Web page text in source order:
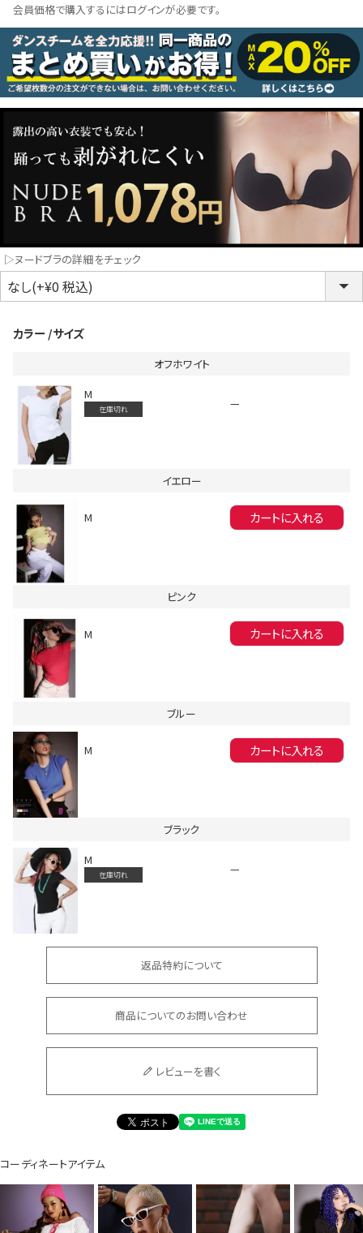
同一商品まとめ買いキャンペーン
スタッフコーディネート
クリスマス
ランジェ
会員価格で購入するにはログインが必要です。
▷ヌードブラの詳細をチェック
カラー サイズ
オフホワイト
M
在庫切れ —
イエロー
M カートに入れる
ピンク
M カートに入れる
ブルー
M カートに入れる
ブラック
M
在庫切れ —
返品特約について
商品についてのお問い合わせ
レビューを書く
コーディネートアイテム